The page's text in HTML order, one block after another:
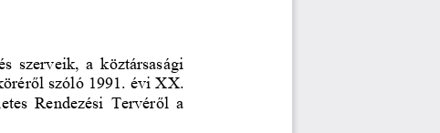
szerveik, a köztársasági
szóló 1991. évi XX.
Rendezési Tervéről a